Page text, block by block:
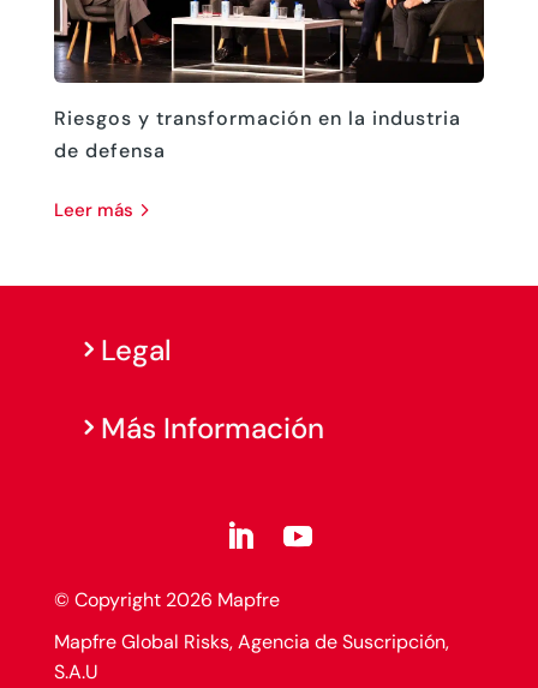
Riesgos y transformación en la industria
de defensa
leer más
Legal
Más Información
© Copyright 2026 Mapfre
Mapfre Global Risks, Agencia de Suscripción,
S.A.U